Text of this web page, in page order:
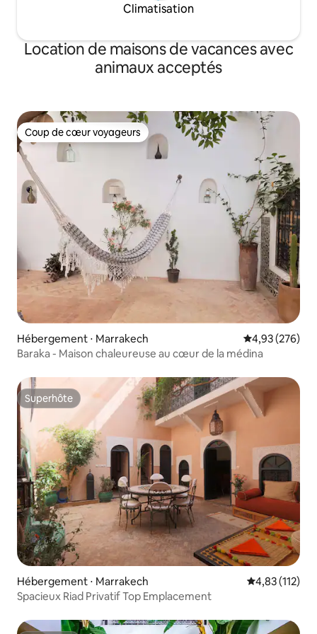
Climatisation
Location de maisons de vacances avec
animaux acceptés
Coup de cœur voyageurs
Coup de cœur voyageurs
Hébergement ⋅ Marrakech Évaluation
4,93 (276)
Baraka - Maison chaleureuse au cœur de la médina
Superhôte
Superhôte
Hébergement ⋅ Marrakech Évaluation
4,83 (112)
Spacieux Riad Privatif Top Emplacement